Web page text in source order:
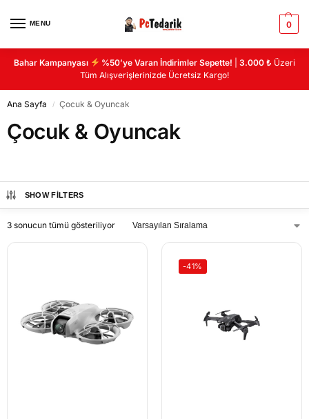
MENU 0
Bahar Kampanyası %50’ye Varan İndirimler Sepette! |3.000 ₺ Üzeri
Tüm Alışverişlerinizde Ücretsiz Kargo!
Ana Sayfa / Çocuk & Oyuncak
Çocuk & Oyuncak
SHOW FILTERS
3 sonucun tümü gösteriliyor
-41%